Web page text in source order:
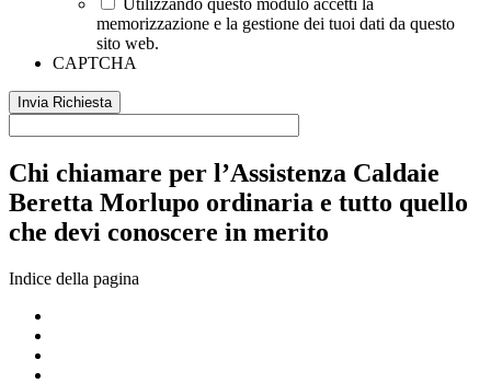
memorizzazione e la gestione dei tuoi dati da questo
sito web.
CAPTCHA
Chi chiamare per l’Assistenza Caldaie
Beretta Morlupo ordinaria e tutto quello
che devi conoscere in merito
Indice della pagina